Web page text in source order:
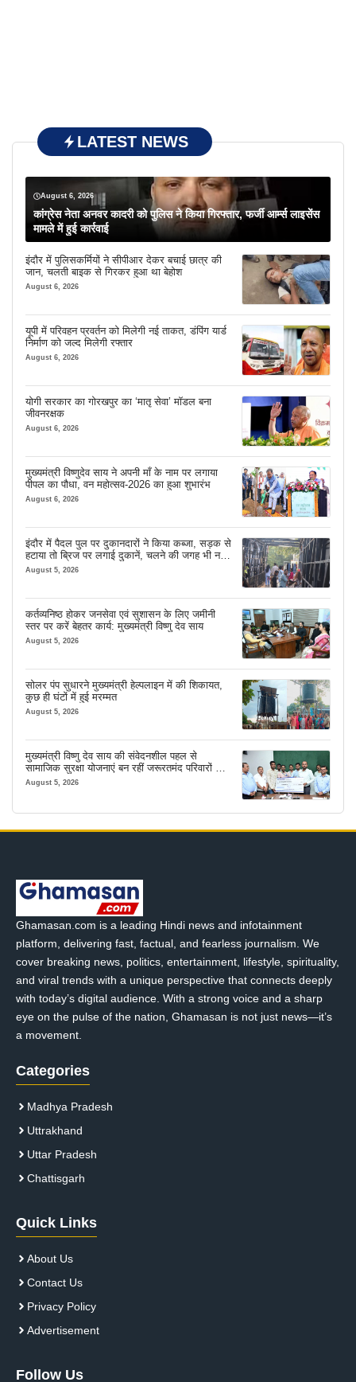
LATEST NEWS
August 6, 2026
कांग्रेस नेता अनवर कादरी को पुलिस ने किया गिरफ्तार, फर्जी आर्म्स लाइसेंस
मामले में हुई कार्रवाई
इंदौर में पुलिसकर्मियों ने सीपीआर देकर बचाई छात्र की
जान, चलती बाइक से गिरकर हुआ था बेहोश
August 6, 2026
यूपी में परिवहन प्रवर्तन को मिलेगी नई ताकत, डंपिंग यार्ड
निर्माण को जल्द मिलेगी रफ्तार
August 6, 2026
योगी सरकार का गोरखपुर का ‘मातृ सेवा’ मॉडल बना
जीवनरक्षक
August 6, 2026
मुख्यमंत्री विष्णुदेव साय ने अपनी माँ के नाम पर लगाया
पीपल का पौधा, वन महोत्सव-2026 का हुआ शुभारंभ
August 6, 2026
इंदौर में पैदल पुल पर दुकानदारों ने किया कब्जा, सड़क से
हटाया तो ब्रिज पर लगाई दुकानें, चलने की जगह भी नहीं
मिल रही
August 5, 2026
कर्तव्यनिष्ठ होकर जनसेवा एवं सुशासन के लिए जमीनी
स्तर पर करें बेहतर कार्य: मुख्यमंत्री विष्णु देव साय
August 5, 2026
सोलर पंप सुधारने मुख्यमंत्री हेल्पलाइन में की शिकायत,
कुछ ही घंटों में हुई मरम्मत
August 5, 2026
मुख्यमंत्री विष्णु देव साय की संवेदनशील पहल से
सामाजिक सुरक्षा योजनाएं बन रहीं जरूरतमंद परिवारों का
मजबूत सहारा
August 5, 2026
Ghamasan.com is a leading Hindi news and infotainment
platform, delivering fast, factual, and fearless journalism. We
cover breaking news, politics, entertainment, lifestyle, spirituality,
and viral trends with a unique perspective that connects deeply
with today’s digital audience. With a strong voice and a sharp
eye on the pulse of the nation, Ghamasan is not just news—it’s
a movement.
Categories
Madhya Pradesh
Uttrakhand
Uttar Pradesh
Chattisgarh
Quick Links
About Us
Contact Us
Privacy Policy
Advertisement
Follow Us